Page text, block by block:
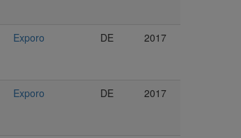
Exporo DE 2017
Exporo DE 2017